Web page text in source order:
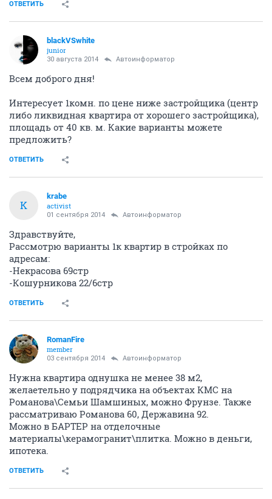
ОТВЕТИТЬ
blackVSwhite
junior
30 августа 2014 Автоинформатор
Всем доброго дня!
Интересует 1комн. по цене ниже застройщика (центр
либо ликвидная квартира от хорошего застройщика),
площадь от 40 кв. м. Какие варианты можете
предложить?
ОТВЕТИТЬ
K
krabe
activist
01 сентября 2014 Автоинформатор
Здравствуйте,
Рассмотрю варианты 1к квартир в стройках по
адресам:
-Некрасова 69стр
-Кошурникова 22/6стр
ОТВЕТИТЬ
RomanFire
member
03 сентября 2014 Автоинформатор
Нужна квартира однушка не менее 38 м2,
желаетельно у подрядчика на объектах КМС на
Романова\Семьи Шамшиных, можно Фрунзе. Также
рассматриваю Романова 60, Державина 92.
Можно в БАРТЕР на отделочные
материалы\керамогранит\плитка. Можно в деньги,
ипотека.
ОТВЕТИТЬ